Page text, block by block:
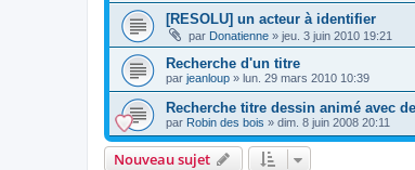
[RESOLU] un acteur à identifier
par Donatienne » jeu. 3 juin 2010 19:21
Recherche d'un titre
par jeanloup » lun. 29 mars 2010 10:39
Recherche titre dessin animé avec
par Robin des bois » dim. 8 juin 2008 20:11
Nouveau sujet